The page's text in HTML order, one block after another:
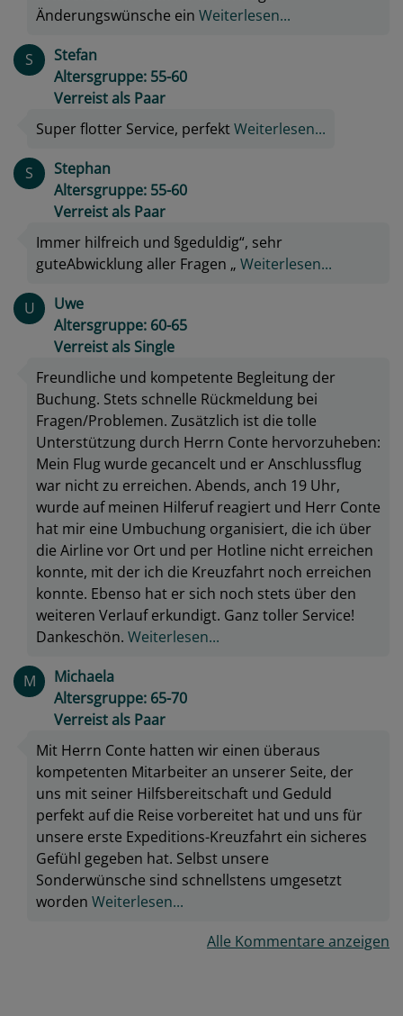
Änderungswünsche ein Weiterlesen...
S
Stefan
Altersgruppe: 55-60
Verreist als Paar
Super flotter Service, perfektWeiterlesen...
S
Stephan
Altersgruppe: 55-60
Verreist als Paar
Immer hilfreich und §geduldig“, sehr
guteAbwicklung aller Fragen „ Weiterlesen...
U
Uwe
Altersgruppe: 60-65
Verreist als Single
Freundliche und kompetente Begleitung der
Buchung. Stets schnelle Rückmeldung bei
Fragen/Problemen. Zusätzlich ist die tolle
Unterstützung durch Herrn Conte hervorzuheben:
Mein Flug wurde gecancelt und er Anschlussflug
war nicht zu erreichen. Abends, anch 19 Uhr,
wurde auf meinen Hilferuf reagiert und Herr Conte
hat mir eine Umbuchung organisiert, die ich über
die Airline vor Ort und per Hotline nicht erreichen
konnte, mit der ich die Kreuzfahrt noch erreichen
konnte. Ebenso hat er sich noch stets über den
weiteren Verlauf erkundigt. Ganz toller Service!
Dankeschön. Weiterlesen...
M
Michaela
Altersgruppe: 65-70
Verreist als Paar
Mit Herrn Conte hatten wir einen überaus
kompetenten Mitarbeiter an unserer Seite, der
uns mit seiner Hilfsbereitschaft und Geduld
perfekt auf die Reise vorbereitet hat und uns für
unsere erste Expeditions-Kreuzfahrt ein sicheres
Gefühl gegeben hat. Selbst unsere
Sonderwünsche sind schnellstens umgesetzt
worden Weiterlesen...
Alle Kommentare anzeigen